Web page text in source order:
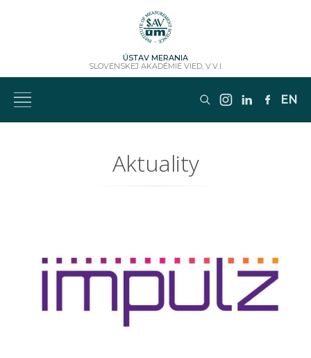
ÚSTAV MERANIA
SLOVENSKEJ AKADÉMIE VIED, V.V.I.
EN
Aktuality